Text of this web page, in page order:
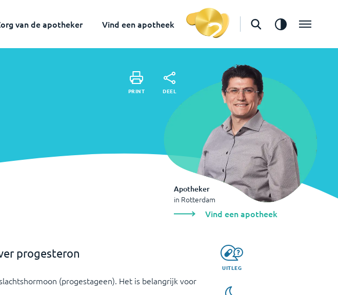
van de apotheker Vind een apotheek
Rotterdam
Vind een apotheek
PRINT DEEL
Apotheker
in Rotterdam
Vind een apotheek
UITLEG
progesteron
(progestageen). Het is belangrijk voor